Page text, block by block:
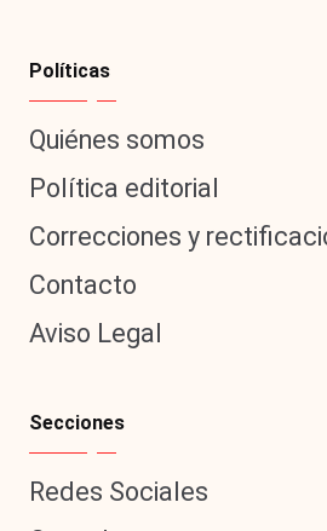
Políticas
Quiénes somos
Política editorial
Correcciones y
Contacto
Aviso Legal
Secciones
Redes Sociales